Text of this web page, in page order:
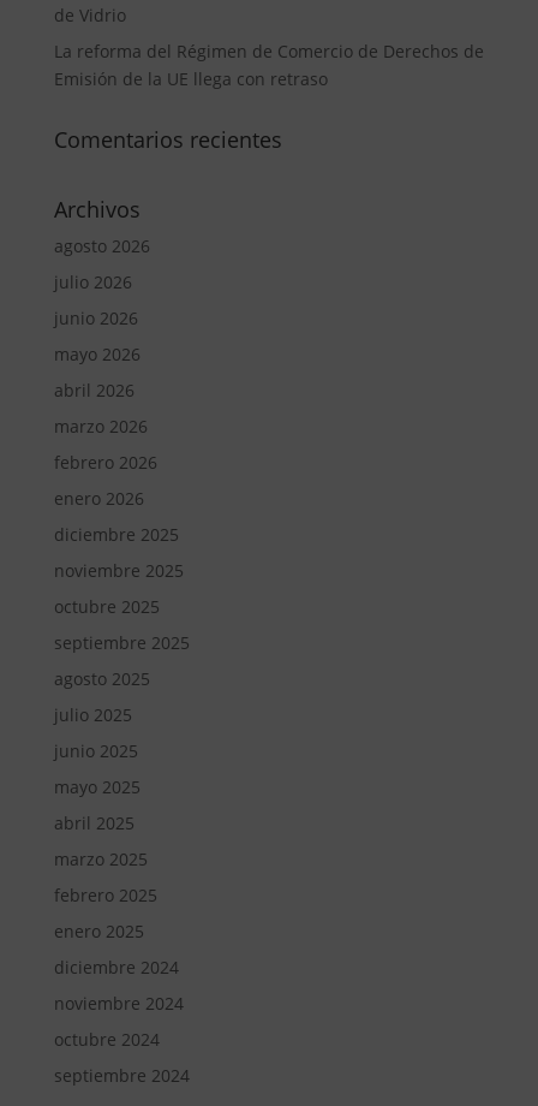
de Vidrio
La reforma del Régimen de Comercio de Derechos de
Emisión de la UE llega con retraso
Comentarios recientes
Archivos
agosto 2026
julio 2026
junio 2026
mayo 2026
abril 2026
marzo 2026
febrero 2026
enero 2026
diciembre 2025
noviembre 2025
octubre 2025
septiembre 2025
agosto 2025
julio 2025
junio 2025
mayo 2025
abril 2025
marzo 2025
febrero 2025
enero 2025
diciembre 2024
noviembre 2024
octubre 2024
septiembre 2024